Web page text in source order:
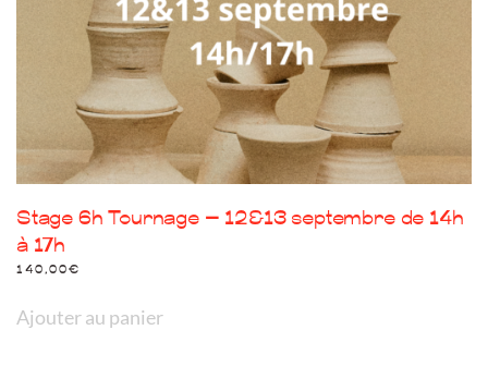
Stage 6h Tournage – 12&13 septembre de 14h
à 17h
140,00€
Ajouter au panier